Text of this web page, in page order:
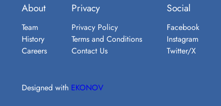
About
Team
History
Careers
Privacy
Privacy Policy
Terms and Conditions
Contact Us
Social
Facebook
Instagram
Twitter/X
Designed with EKONOV